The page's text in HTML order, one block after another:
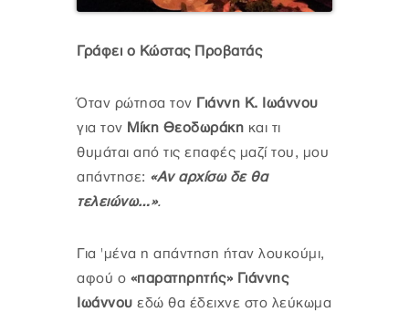
Γράφει ο Κώστας Προβατάς
Όταν ρώτησα τον Γιάννη Κ. Ιωάννου
για τον Μίκη Θεοδωράκη και τι
θυμάται από τις επαφές μαζί του, μου
απάντησε: «Αν αρχίσω δε θα
τελειώνω…».
Για 'μένα η απάντηση ήταν λουκούμι,
αφού ο «παρατηρητής» Γιάννης
Ιωάννου εδώ θα έδειχνε στο λεύκωμα